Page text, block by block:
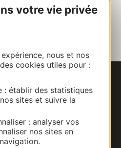
votre vie privée
nous et nos
cookies utiles pour :
: établir des statistiques
sites et suivre la
: analyser vos
nos sites en